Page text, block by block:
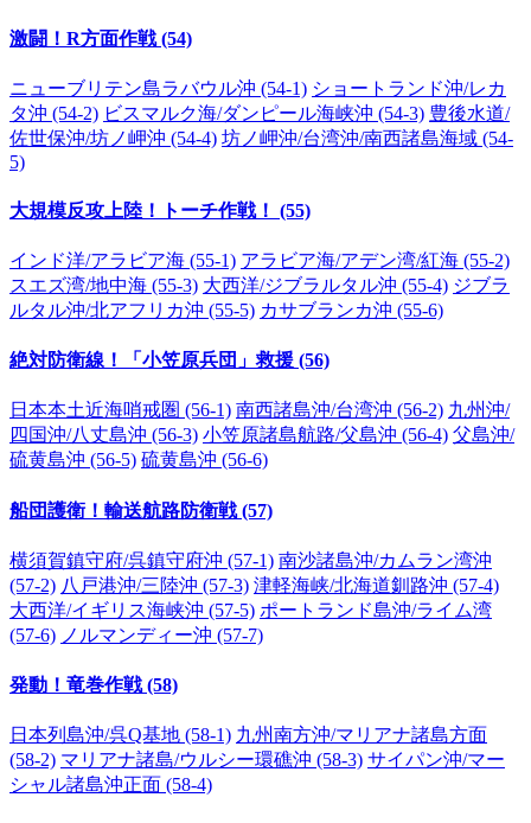
激闘！R方面作戦 (54)
ニューブリテン島ラバウル沖 (54-1) ショートランド沖/レカ
タ沖 (54-2) ビスマルク海/ダンピール海峡沖 (54-3) 豊後水道/
佐世保沖/坊ノ岬沖 (54-4) 坊ノ岬沖/台湾沖/南西諸島海域 (54-
5)
大規模反攻上陸！トーチ作戦！ (55)
インド洋/アラビア海 (55-1) アラビア海/アデン湾/紅海 (55-2)
スエズ湾/地中海 (55-3) 大西洋/ジブラルタル沖 (55-4) ジブラ
ルタル沖/北アフリカ沖 (55-5) カサブランカ沖 (55-6)
絶対防衛線！「小笠原兵団」救援 (56)
日本本土近海哨戒圏 (56-1) 南西諸島沖/台湾沖 (56-2) 九州沖/
四国沖/八丈島沖 (56-3) 小笠原諸島航路/父島沖 (56-4) 父島沖/
硫黄島沖 (56-5) 硫黄島沖 (56-6)
船団護衛！輸送航路防衛戦 (57)
横須賀鎮守府/呉鎮守府沖 (57-1) 南沙諸島沖/カムラン湾沖
(57-2) 八戸港沖/三陸沖 (57-3) 津軽海峡/北海道釧路沖 (57-4)
大西洋/イギリス海峡沖 (57-5) ポートランド島沖/ライム湾
(57-6) ノルマンディー沖 (57-7)
発動！竜巻作戦 (58)
日本列島沖/呉Q基地 (58-1) 九州南方沖/マリアナ諸島方面
(58-2) マリアナ諸島/ウルシー環礁沖 (58-3) サイパン沖/マー
シャル諸島沖正面 (58-4)